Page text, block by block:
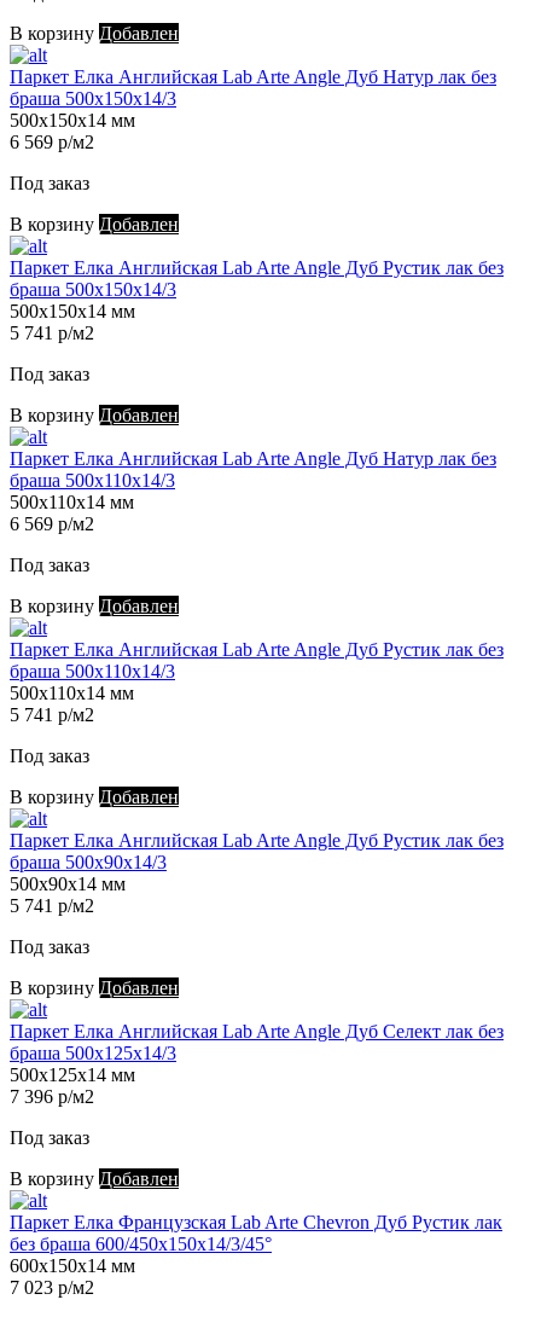
В корзину Добавлен
Паркет Елка Английская Lab Arte Angle Дуб Натур лак без
браша 500х150х14/3
500х150х14 мм
6 569 р/м2
Под заказ
В корзину Добавлен
Паркет Елка Английская Lab Arte Angle Дуб Рустик лак без
браша 500х150х14/3
500х150х14 мм
5 741 р/м2
Под заказ
В корзину Добавлен
Паркет Елка Английская Lab Arte Angle Дуб Натур лак без
браша 500х110х14/3
500х110х14 мм
6 569 р/м2
Под заказ
В корзину Добавлен
Паркет Елка Английская Lab Arte Angle Дуб Рустик лак без
браша 500х110х14/3
500х110х14 мм
5 741 р/м2
Под заказ
В корзину Добавлен
Паркет Елка Английская Lab Arte Angle Дуб Рустик лак без
браша 500х90х14/3
500х90х14 мм
5 741 р/м2
Под заказ
В корзину Добавлен
Паркет Елка Английская Lab Arte Angle Дуб Селект лак без
браша 500х125х14/3
500х125х14 мм
7 396 р/м2
Под заказ
В корзину Добавлен
Паркет Елка Французская Lab Arte Chevron Дуб Рустик лак
без браша 600/450х150х14/3/45°
600х150х14 мм
7 023 р/м2